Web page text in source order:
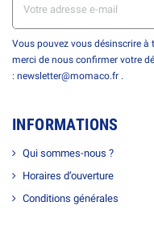
Vous pouvez vous désinscrire
merci de nous confirmer votre
: newsletter@momaco.fr .
INFORMATIONS
Qui sommes-nous ?
Horaires d’ouverture
Conditions générales